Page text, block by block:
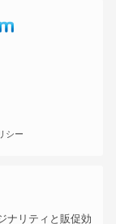
シー
ナリティと販促効